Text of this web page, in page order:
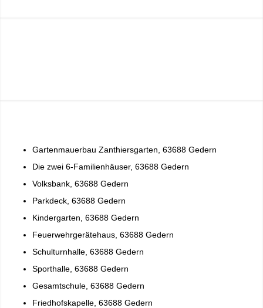
Gartenmauerbau Zanthiersgarten, 63688 Gedern
Die zwei 6-Familienhäuser, 63688 Gedern
Volksbank, 63688 Gedern
Parkdeck, 63688 Gedern
Kindergarten, 63688 Gedern
Feuerwehrgerätehaus, 63688 Gedern
Schulturnhalle, 63688 Gedern
Sporthalle, 63688 Gedern
Gesamtschule, 63688 Gedern
Friedhofskapelle, 63688 Gedern